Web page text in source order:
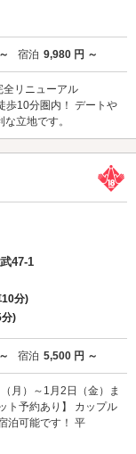
宿泊 9,980 円 ～
全リニューアル
歩10分圏内！ デートや
立地です。
のうち4
47-1
10分)
)
宿泊 5,500 円 ～
月）～1月2日（金）ま
ト予約あり】 カップル
泊可能です！ 平